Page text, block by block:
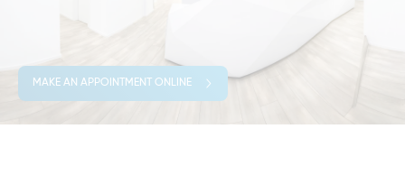
MAKE AN APPOINTMENT ONLINE